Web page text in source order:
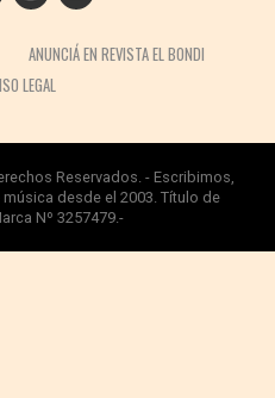
ANUNCIÁ EN REVISTA EL BONDI
LEGAL
Reservados. - Escribimos,
desde el 2003. Título de
Nº 3257479.-